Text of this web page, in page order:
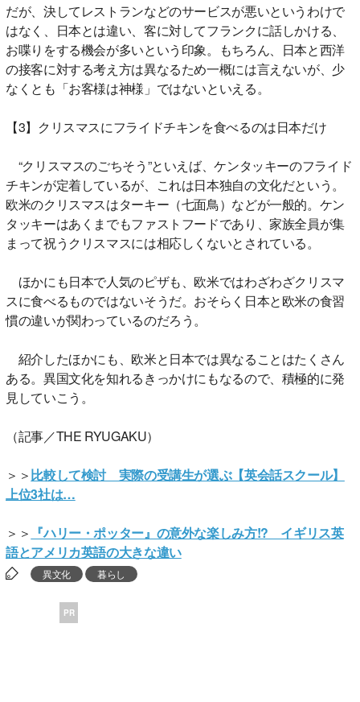
だが、決してレストランなどのサービスが悪いというわけで
はなく、日本とは違い、客に対してフランクに話しかける、
お喋りをする機会が多いという印象。もちろん、日本と西洋
の接客に対する考え方は異なるため一概には言えないが、少
なくとも「お客様は神様」ではないといえる。
【3】クリスマスにフライドチキンを食べるのは日本だけ
“クリスマスのごちそう”といえば、ケンタッキーのフライド
チキンが定着しているが、これは日本独自の文化だという。
欧米のクリスマスはターキー（七面鳥）などが一般的。ケン
タッキーはあくまでもファストフードであり、家族全員が集
まって祝うクリスマスには相応しくないとされている。
ほかにも日本で人気のピザも、欧米ではわざわざクリスマ
スに食べるものではないそうだ。おそらく日本と欧米の食習
慣の違いが関わっているのだろう。
紹介したほかにも、欧米と日本では異なることはたくさん
ある。異国文化を知れるきっかけにもなるので、積極的に発
見していこう。
（記事／THE RYUGAKU）
＞＞比較して検討 実際の受講生が選ぶ【英会話スクール】
上位3社は…
＞＞ 『ハリー・ポッター』の意外な楽しみ方!? イギリス英
語とアメリカ英語の大きな違い
異文化 暮らし
PR